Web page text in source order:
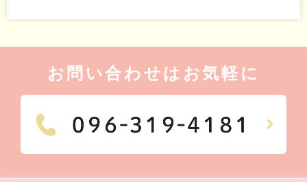
お問い合わせはお気軽に